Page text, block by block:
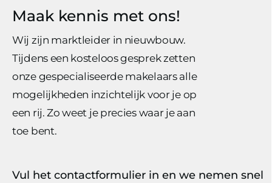
Maak kennis met ons!
Wij zijn marktleider in nieuwbouw.
Tijdens een kosteloos gesprek zetten
onze gespecialiseerde makelaars alle
mogelijkheden inzichtelijk voor je op
een rij. Zo weet je precies waar je aan
toe bent.
Vul het contactformulier in en we nemen snel